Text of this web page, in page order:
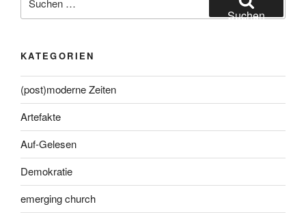
nach:
Suchen
KATEGORIEN
(post)moderne Zeiten
Artefakte
Auf-Gelesen
Demokratie
emerging church